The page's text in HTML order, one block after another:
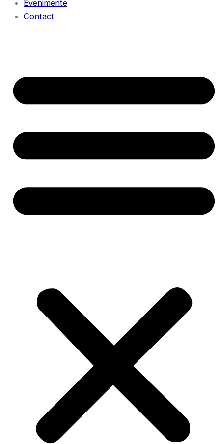
Evenimente
Contact